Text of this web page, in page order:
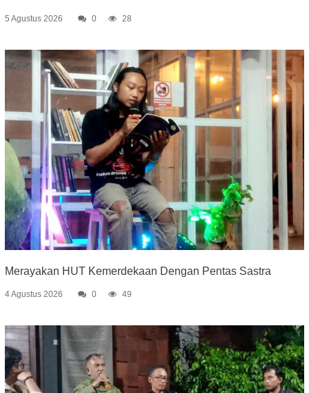
5 Agustus 2026 0 28
Merayakan HUT Kemerdekaan Dengan Pentas Sastra
4 Agustus 2026 0 49